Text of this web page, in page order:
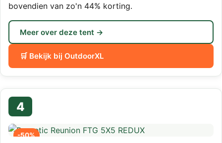
bovendien van zo'n 44% korting.
Meer over deze tent →
🛒 Bekijk bij OutdoorXL
4
-50%